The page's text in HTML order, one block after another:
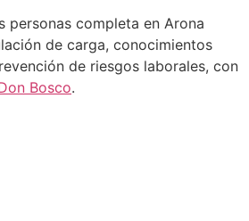
personas completa en Arona
de carga, conocimientos
de riesgos laborales, con
Bosco.